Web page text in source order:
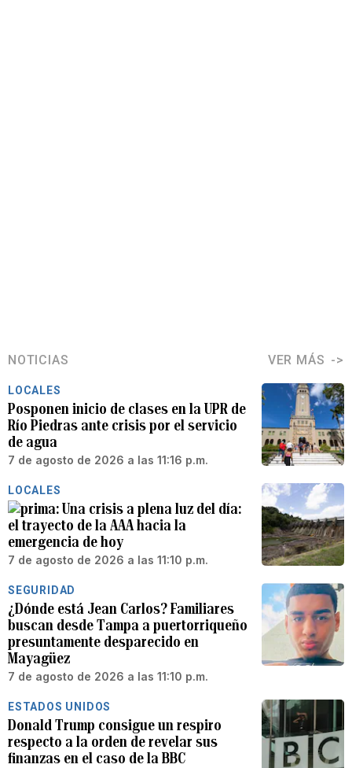
NOTICIAS VER MÁS
LOCALES
Posponen inicio de clases en la UPR de
Río Piedras ante crisis por el servicio
de agua
7 de agosto de 2026 a las 11:16 p.m.
LOCALES
Una crisis a plena luz del día:
el trayecto de la AAA hacia la
emergencia de hoy
7 de agosto de 2026 a las 11:10 p.m.
SEGURIDAD
¿Dónde está Jean Carlos? Familiares
buscan desde Tampa a puertorriqueño
presuntamente desparecido en
Mayagüez
7 de agosto de 2026 a las 11:10 p.m.
ESTADOS UNIDOS
Donald Trump consigue un respiro
respecto a la orden de revelar sus
finanzas en el caso de la BBC